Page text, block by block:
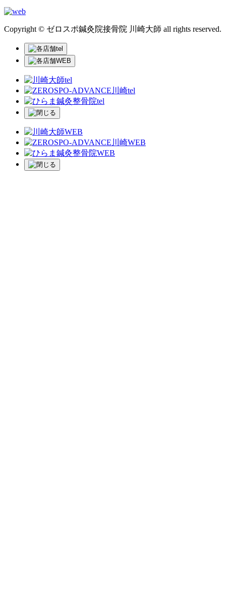
Copyright © ゼロスポ鍼灸院接骨院 川崎大師 all rights reserved.